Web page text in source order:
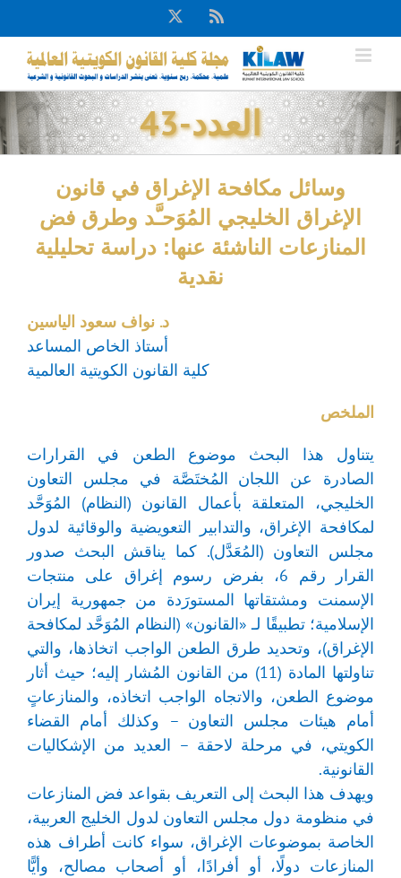
to
content
Rss
X
العدد-43
وسائل مكافحة الإغراق في قانون
الإغراق الخليجي المُوَحـَّد وطرق فض
المنازعات الناشئة عنها: دراسة تحليلية
نقدية
د. نواف سعود الياسين
أستاذ الخاص المساعد
كلية القانون الكويتية العالمية
الملخص
يتناول هذا البحث موضوع الطعن في القرارات
الصادرة عن اللجان المُختَصَّة في مجلس التعاون
الخليجي، المتعلقة بأعمال القانون (النظام) المُوَحَّد
لمكافحة الإغراق، والتدابير التعويضية والوقائية لدول
مجلس التعاون (المُعَدَّل). كما يناقش البحث صدور
القرار رقم 6، بفرض رسوم إغراق على منتجات
الإسمنت ومشتقاتها المستورَدة من جمهورية إيران
الإسلامية؛ تطبيقًا لـ «القانون» (النظام المُوَحَّد لمكافحة
الإغراق)، وتحديد طرق الطعن الواجب اتخاذها، والتي
تناولتها المادة (11) من القانون المُشار إليه؛ حيث أثار
موضوع الطعن، والاتجاه الواجب اتخاذه، والمنازعاتٍ
أمام هيئات مجلس التعاون – وكذلك أمام القضاء
الكويتي، في مرحلة لاحقة – العديد من الإشكاليات
القانونية.
ويهدف هذا البحث إلى التعريف بقواعد فض المنازعات
في منظومة دول مجلس التعاون لدول الخليج العربية،
الخاصة بموضوعات الإغراق، سواء كانت أطراف هذه
المنازعات دولًا، أو أفرادًا، أو أصحاب مصالح، وأيًّا